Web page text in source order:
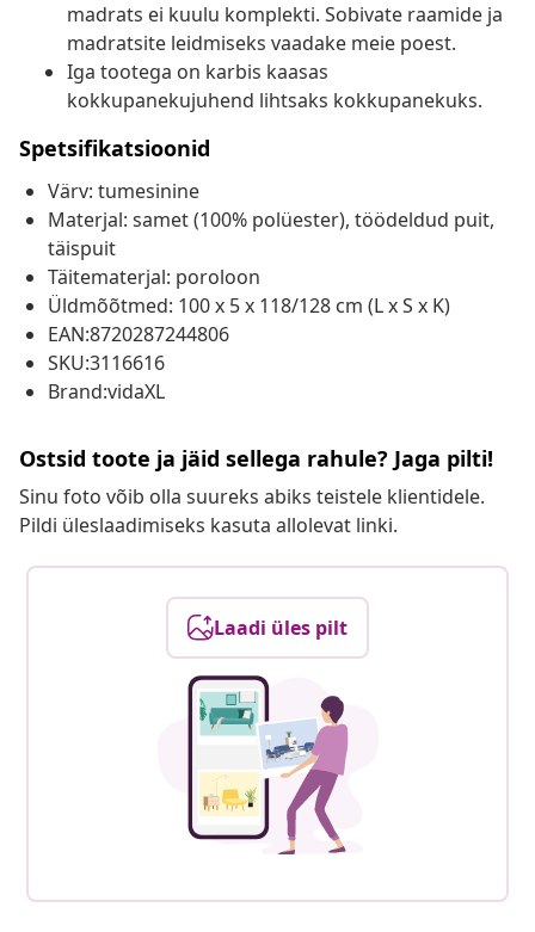
madrats ei kuulu komplekti. Sobivate raamide ja
madratsite leidmiseks vaadake meie poest.
Iga tootega on karbis kaasas
kokkupanekujuhend lihtsaks kokkupanekuks.
Spetsifikatsioonid
Värv: tumesinine
Materjal: samet (100% polüester), töödeldud puit,
täispuit
Täitematerjal: poroloon
Üldmõõtmed: 100 x 5 x 118/128 cm (L x S x K)
EAN:8720287244806
SKU:3116616
Brand:vidaXL
Ostsid toote ja jäid sellega rahule? Jaga pilti!
Sinu foto võib olla suureks abiks teistele klientidele.
Pildi üleslaadimiseks kasuta allolevat linki.
Laadi üles pilt